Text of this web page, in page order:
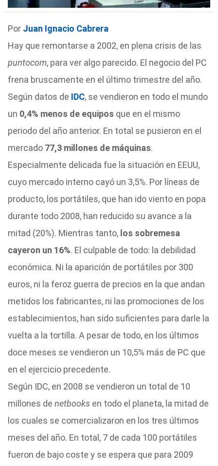
Por Juan Ignacio Cabrera
Hay que remontarse a 2002, en plena crisis de las
puntocom, para ver algo parecido. El negocio del PC
frena bruscamente en el último trimestre del año.
Según datos de IDC, se vendieron en todo el mundo
un 0,4% menos de equipos que en el mismo
periodo del año anterior. En total se pusieron en el
mercado 77,3 millones de máquinas.
Especialmente delicada fue la situación en EEUU,
cuyo mercado interno cayó un 3,5%. Por líneas de
producto, los portátiles, que han ido viento en popa
durante todo 2008, han reducido su avance a la
mitad (20%). Mientras tanto, los sobremesa
cayeron un 16%. El culpable de todo: la debilidad
económica. Ni la aparición de portátiles por 300
euros, ni la feroz guerra de precios en la que andan
metidos los fabricantes, ni las promociones de los
establecimientos, han sido suficientes para darle la
vuelta a la tortilla. A pesar de todo, en los últimos
doce meses se vendieron un 10,5% más de PC que
en el ejercicio precedente.
Según IDC, en 2008 se vendieron un total de 10
millones de netbooksen todo el planeta, la mitad de
los cuales se comercializaron en los tres últimos
meses del año. En total, 7 de cada 100 portátiles
fueron de bajo coste y se espera que para 2009